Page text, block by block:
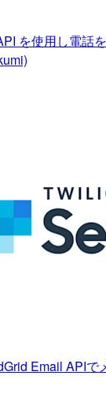
を使用し電話
Email APIで